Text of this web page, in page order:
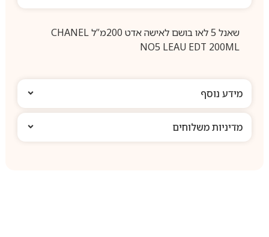
שאנל 5 לאו בושם לאישה אדט 200מ”ל CHANEL
NO5 LEAU EDT 200ML
מידע נוסף
מדיניות משלוחים